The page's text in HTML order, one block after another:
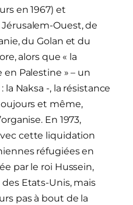
en 1967) et
Ouest, de
du Golan et du
alors que « la
Palestine » – un
Naksa -, la résistance
et même,
En 1973,
cette liquidation
réfugiées en
par le roi Hussein,
Etats-Unis, mais
pas à bout de la